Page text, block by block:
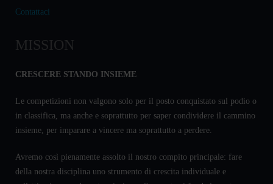
Contattaci
MISSION
CRESCERE STANDO INSIEME
Le competizioni non valgono solo per il posto conquistato sul podio o
in classifica, ma anche e soprattutto per saper condividere il cammino
insieme, per imparare a vincere ma soprattutto a perdere.
Avremo così pienamente assolto il nostro compito principale: fare
della nostra disciplina uno strumento di crescita individuale e